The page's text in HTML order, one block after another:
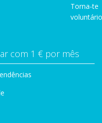
Torna-te
com 1 € por mês